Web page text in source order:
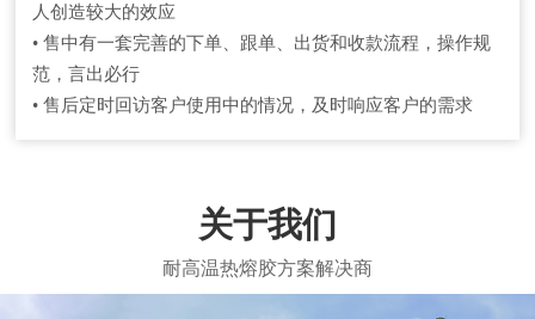
人创造较大的效应
• 售中有一套完善的下单、跟单、出货和收款流程，操作规
范，言出必行
• 售后定时回访客户使用中的情况，及时响应客户的需求
关于我们